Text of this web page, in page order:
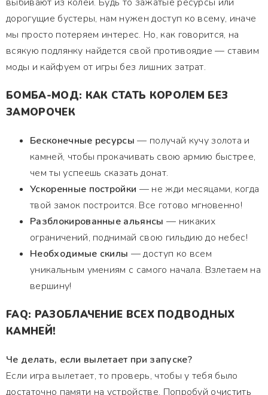
дорогущие бустеры, нам нужен доступ ко всему, иначе
мы просто потеряем интерес. Но, как говорится, на
всякую подлянку найдется свой противоядие — ставим
моды и кайфуем от игры без лишних затрат.
БОМБА-МОД: КАК СТАТЬ КОРОЛЕМ БЕЗ
ЗАМОРОЧЕК
Бесконечные ресурсы — получай кучу золота и
камней, чтобы прокачивать свою армию быстрее,
чем ты успеешь сказать донат.
Ускоренные постройки — не жди месяцами, когда
твой замок построится. Все готово мгновенно!
Разблокированные альянсы — никаких
ограничений, поднимай свою гильдию до небес!
Необходимые скилы — доступ ко всем
уникальным умениям с самого начала. Взлетаем на
вершину!
FAQ: РАЗОБЛАЧЕНИЕ ВСЕХ ПОДВОДНЫХ
КАМНЕЙ!
Че делать, если вылетает при запуске?
Если игра вылетает, то проверь, чтобы у тебя было
достаточно памяти на устройстве. Попробуй очистить